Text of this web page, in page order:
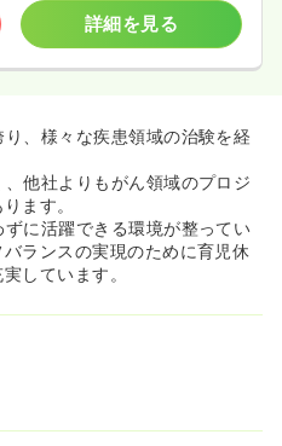
詳細を見る
、様々な疾患領域の治験を経
他社よりもがん領域のプロジ
ます。
に活躍できる環境が整ってい
ランスの実現のために育児休
しています。